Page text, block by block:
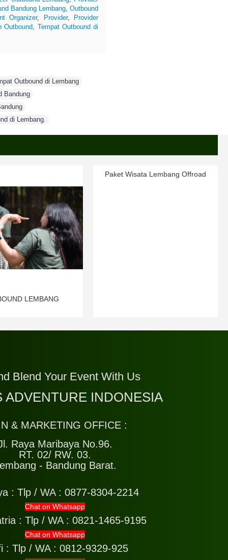
Bandung Lembang,Outbound
Organizer, Provider,
Provider
Outbound, Tempat Outbound di
Outbound di Lembang
Bandung
di Lembang.
LEMBANG
Paket Wisata Lembang Offroad
Blend Your Event With Us
ADVENTURE INDONESIA
& MARKETING OFFICE :
Raya Maribaya No.96.
RT. 02/ RW. 03.
- Bandung Barat.
:Tlp / WA : 0877-8304-2214
Chat on Whatsapp
: Tlp / WA : 0821-1465-9195
Chat on Whatsapp
: Tlp / WA : 0812-9329-925